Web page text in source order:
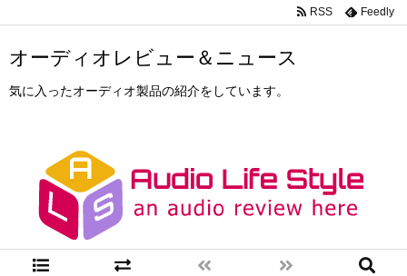
オーディオレビュー＆ニュース
気に入ったオーディオ製品の紹介をしています。
RSS Feedly